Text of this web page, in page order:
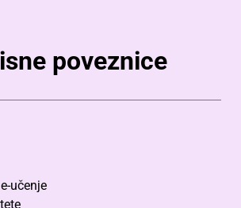
poveznice
učenje